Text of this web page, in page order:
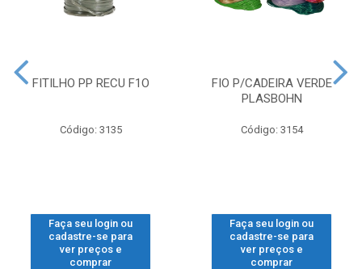
FITILHO PP RECU F1O
Código: 3135
Faça seu login ou
cadastre-se para
ver preços e
comprar
FIO P/CADEIRA VERDE
PLASBOHN
Código: 3154
Faça seu login ou
cadastre-se para
ver preços e
comprar